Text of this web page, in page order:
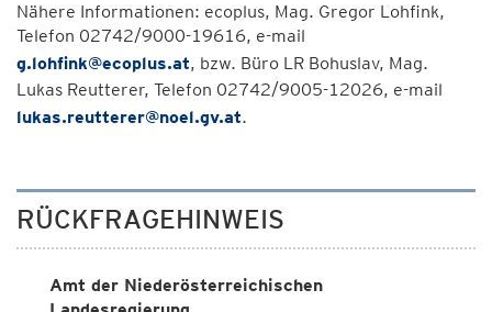
Nähere Informationen: ecoplus, Mag. Gregor Lohfink,
Telefon 02742/9000-19616, e-mail
g.lohfink@ecoplus.at, bzw. Büro LR Bohuslav, Mag.
Lukas Reutterer, Telefon 02742/9005-12026, e-mail
lukas.reutterer@noel.gv.at.
RÜCKFRAGEHINWEIS
Amt der Niederösterreichischen